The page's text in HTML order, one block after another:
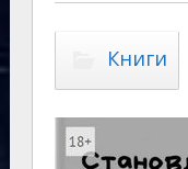
Книги